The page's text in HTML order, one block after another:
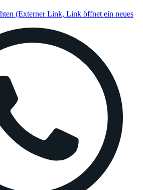
(Externer Link, Link öffnet ein neues